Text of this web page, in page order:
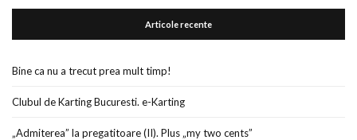
Articole recente
Bine ca nu a trecut prea mult timp!
Clubul de Karting Bucuresti. e-Karting
„Admiterea” la pregatitoare (II). Plus „my two cents”